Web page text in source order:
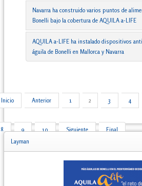
Navarra ha construido varios puntos de
Bonelli bajo la cobertura de AQUILA a-LIFE
AQUILA a-LIFE ha instalado dispositivos
águila de Bonelli en Mallorca y Navarra
Inicio Anterior 1 2 3 4
8 9 10 Siguiente
Final
Layman